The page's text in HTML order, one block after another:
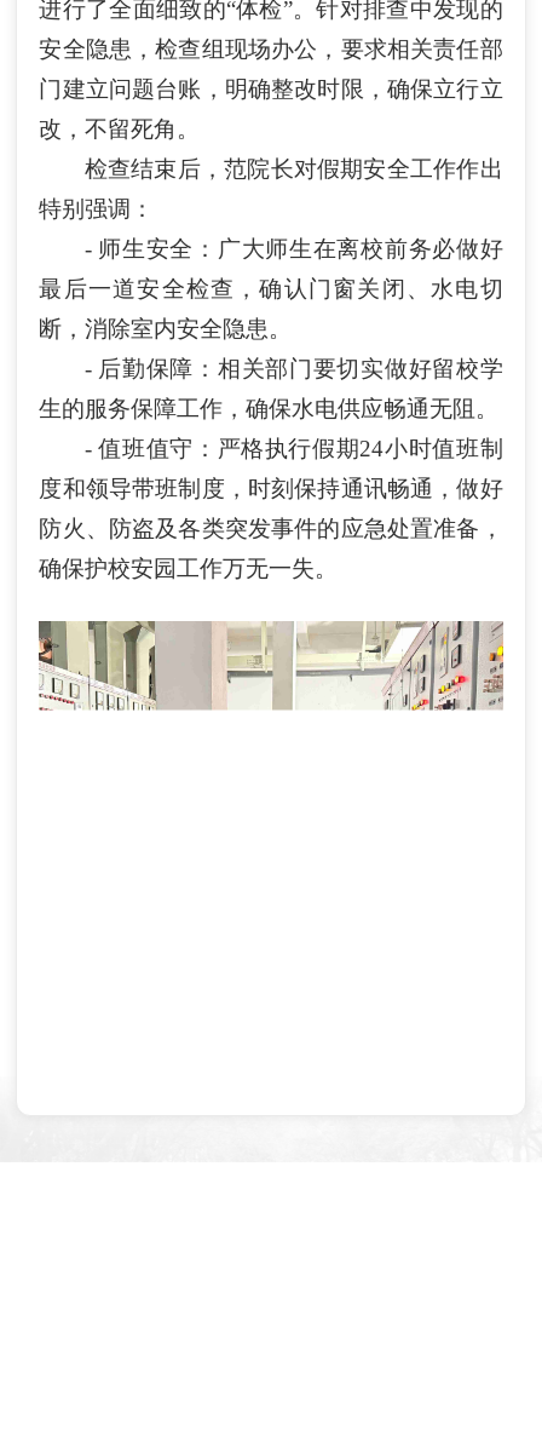
进行了全面细致的“体检”。针对排查中发现的
安全隐患，检查组现场办公，要求相关责任部
门建立问题台账，明确整改时限，确保立行立
改，不留死角。
检查结束后，范院长对假期安全工作作出
特别强调：
- 师生安全：广大师生在离校前务必做好
最后一道安全检查，确认门窗关闭、水电切
断，消除室内安全隐患。
- 后勤保障：相关部门要切实做好留校学
生的服务保障工作，确保水电供应畅通无阻。
- 值班值守：严格执行假期24小时值班制
度和领导带班制度，时刻保持通讯畅通，做好
防火、防盗及各类突发事件的应急处置准备，
确保护校安园工作万无一失。